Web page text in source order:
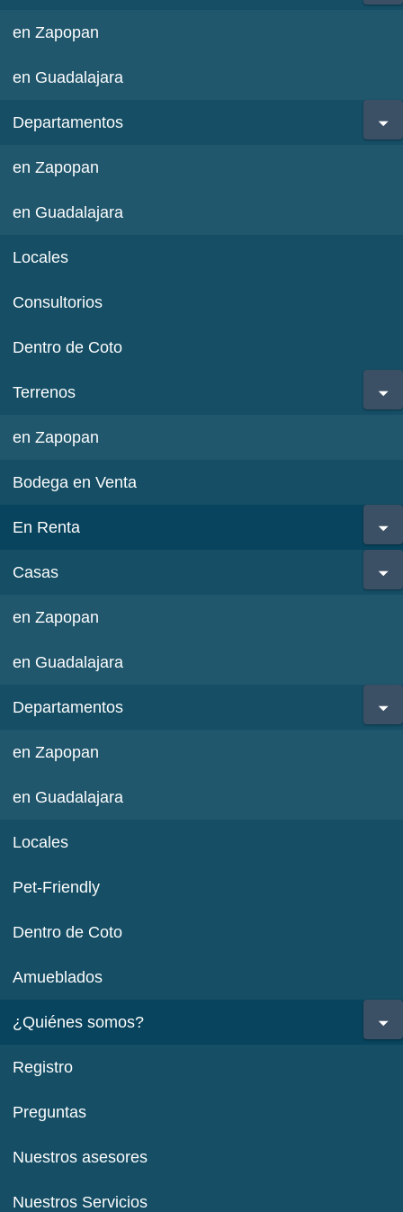
en Zapopan
en Guadalajara
Departamentos
en Zapopan
en Guadalajara
Locales
Consultorios
Dentro de Coto
Terrenos
en Zapopan
Bodega en Venta
En Renta
Casas
en Zapopan
en Guadalajara
Departamentos
en Zapopan
en Guadalajara
Locales
Pet-Friendly
Dentro de Coto
Amueblados
¿Quiénes somos?
Registro
Preguntas
Nuestros asesores
Nuestros Servicios